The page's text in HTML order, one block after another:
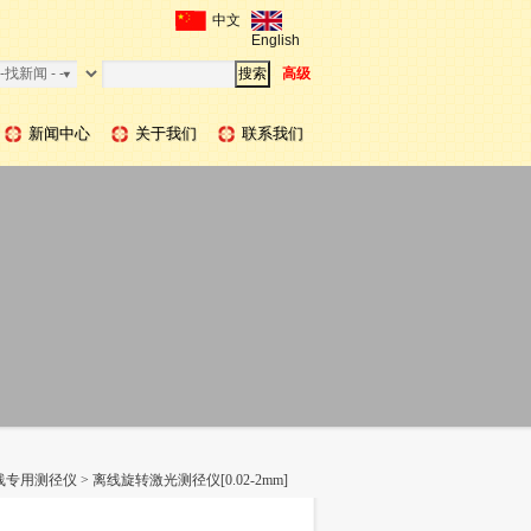
English
中文
高级
新闻中心 关于我们 联系我们
专用测径仪 > 离线旋转激光测径仪[0.02-2mm]